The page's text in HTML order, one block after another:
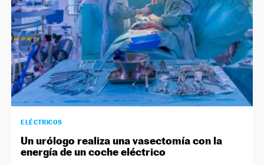
ELÉCTRICOS
Un urólogo realiza una vasectomía con la
energía de un coche eléctrico